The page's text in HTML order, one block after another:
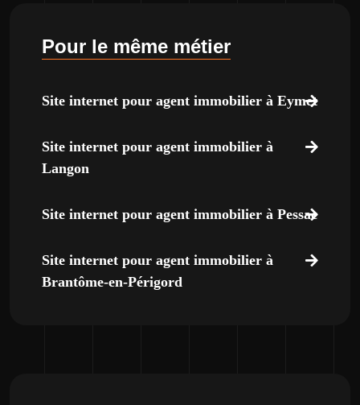
Pour le même métier
Site internet pour agent immobilier à Eymet
Site internet pour agent immobilier à
Langon
Site internet pour agent immobilier à Pessac
Site internet pour agent immobilier à
Brantôme-en-Périgord